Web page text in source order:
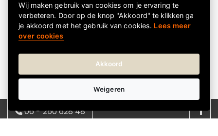
Leverbaar
Diner
Wonderbox | Digitaal
€ 44,90
06 - 250 628 48
Wij maken gebruik van cookies om je ervaring te
verbeteren. Door op de knop "Akkoord" te klikken ga
je akkoord met het gebruik van cookies. Lees meer
over cookies
Akkoord
Weigeren